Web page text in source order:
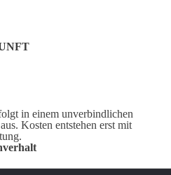
in einem unverbindlichen
Kosten entstehen erst mit